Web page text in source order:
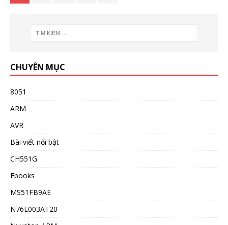
CHUYÊN MỤC
8051
ARM
AVR
Bài viết nổi bật
CH551G
Ebooks
MS51FB9AE
N76E003AT20